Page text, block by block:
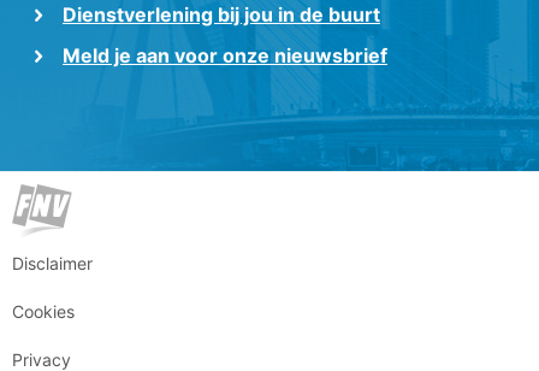
Dienstverlening bij jou in de buurt
Meld je aan voor onze nieuwsbrief
Disclaimer
Cookies
Privacy